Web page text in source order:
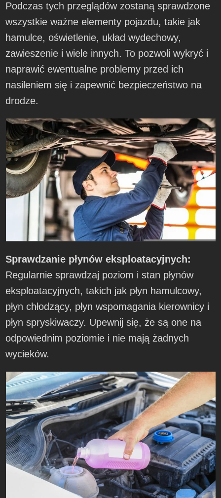
Podczas tych przeglądów zostaną sprawdzone
wszystkie ważne elementy pojazdu, takie jak
hamulce, oświetlenie, układ wydechowy,
zawieszenie i wiele innych. To pozwoli wykryć i
naprawić ewentualne problemy przed ich
nasileniem się i zapewnić bezpieczeństwo na
drodze.
Sprawdzanie płynów eksploatacyjnych:
Regularnie sprawdzaj poziom i stan płynów
eksploatacyjnych, takich jak płyn hamulcowy,
płyn chłodzący, płyn wspomagania kierownicy i
płyn spryskiwaczy. Upewnij się, że są one na
odpowiednim poziomie i nie mają żadnych
wycieków.